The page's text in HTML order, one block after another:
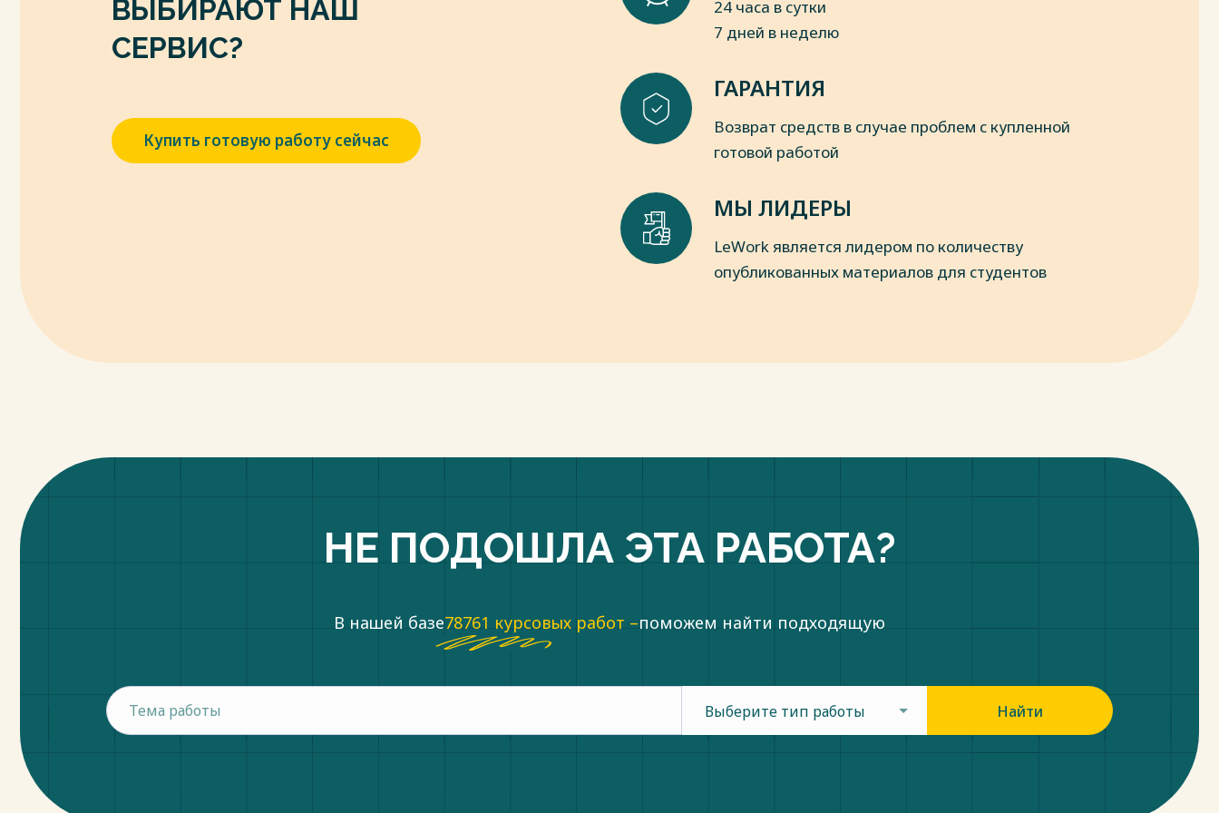
ВЫБИРАЮТ НАШ
СЕРВИС?
Купить готовую работу сейчас
24 часа в сутки
7 дней в неделю
ГАРАНТИЯ
Возврат средств в случае проблем с купленной
готовой работой
МЫ ЛИДЕРЫ
LeWork является лидером по количеству
опубликованных материалов для студентов
НЕ ПОДОШЛА ЭТА РАБОТА?
В нашей базе78761 курсовых работ –поможем найти подходящую
Выберите тип работы Найти